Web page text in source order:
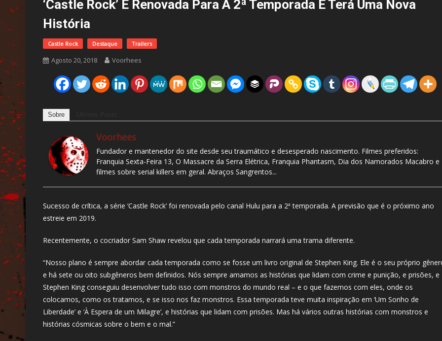
‘Castle Rock’ É Renovada Para A 2ª Temporada E Terá Uma Nova
História
Castle Rock Destaque Trailers
Agosto 20, 2018 Voorhees
Sobre
Voorhees
Fundador e mantenedor do site desde seu traumático e desesperado nascimento. Filmes preferidos:
Franquia Sexta-Feira 13, O Massacre da Serra Elétrica, Franquia Phantasm, Dia dos Namorados Macabro e
filmes sobre serial killers em geral. Abraços Sangrentos...
Sucesso de crítica, a série ‘Castle Rock’ foi renovada pelo canal Hulu para a 2ª temporada. A previsão que é o próximo ano
estreie em 2019.
Recentemente, o cocriador Sam Shaw revelou que cada temporada narrará uma trama diferente.
“Nosso plano é sempre abordar cada temporada como se fosse um livro original de Stephen King. Ele é o seu próprio
e há sete ou oito subgêneros bem definidos. Nós sempre amamos as histórias que lidam com crime e punição, e prisões, e
Stephen King conseguiu desenvolver tudo isso com monstros do mundo real – e o que fazemos com eles, onde os
colocamos, como os tratamos, e se isso nos faz monstros. Essa temporada teve muita inspiração em ‘Um Sonho de
Liberdade’ e ‘À Espera de um Milagre’, e histórias que lidam com prisões. Mas há vários outras histórias com monstros e
histórias cósmicas sobre o bem e o mal.”